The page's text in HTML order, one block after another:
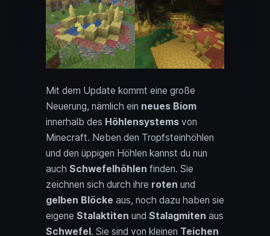
Mit dem Update kommt eine große
Neuerung, nämlich ein neues Biom
innerhalb des Höhlensystems von
Minecraft. Neben den Tropfsteinhöhlen
und den üppigen Höhlen kannst du nun
auch Schwefelhöhlen finden. Sie
zeichnen sich durch ihre roten und
gelben Blöcke aus, noch dazu haben sie
eigene Stalaktiten und Stalagmiten aus
Schwefel. Sie sind von kleinen Teichen